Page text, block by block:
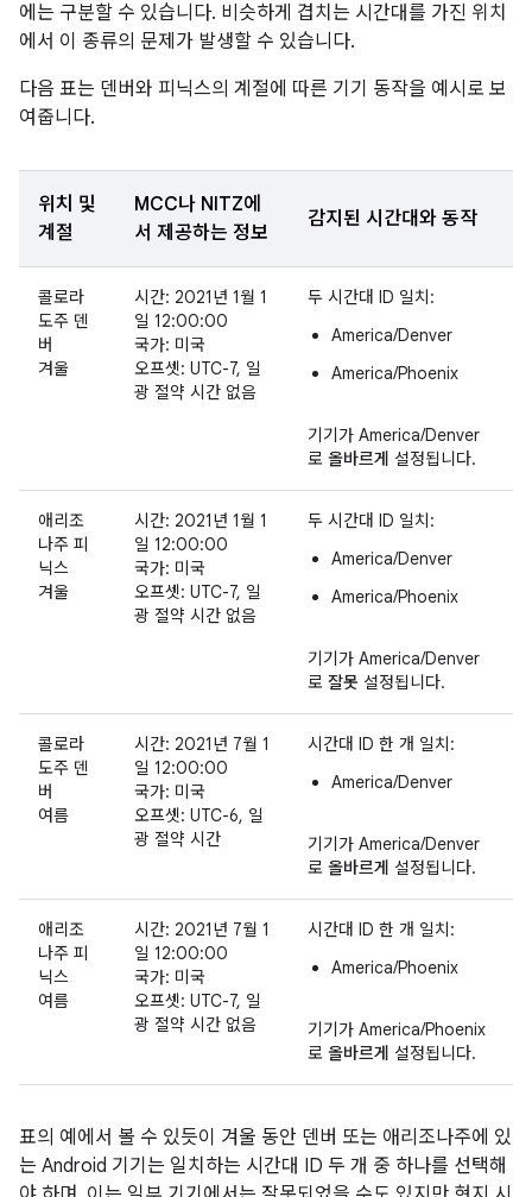
에는 구분할 수 있습니다. 비슷하게 겹치는 시간대를 가진 위치
에서 이 종류의 문제가 발생할 수 있습니다.
다음 표는 덴버와 피닉스의 계절에 따른 기기 동작을 예시로 보
여줍니다.
위치 및
계절
MCC나 NITZ에
서 제공하는 정보
감지된 시간대와 동작
콜로라
도주 덴
버
겨울
시간: 2021년 1월 1
일 12:00:00
국가: 미국
오프셋: UTC-7, 일
광 절약 시간 없음
두 시간대 ID 일치:
America/Denver
America/Phoenix
기기가 America/Denver
로 올바르게 설정됩니다.
애리조
나주 피
닉스
겨울
시간: 2021년 1월 1
일 12:00:00
국가: 미국
오프셋: UTC-7, 일
광 절약 시간 없음
두 시간대 ID 일치:
America/Denver
America/Phoenix
기기가 America/Denver
로 잘못 설정됩니다.
콜로라
도주 덴
버
여름
시간: 2021년 7월 1
일 12:00:00
국가: 미국
오프셋: UTC-6, 일
광 절약 시간
시간대 ID 한 개 일치:
America/Denver
기기가 America/Denver
로 올바르게 설정됩니다.
애리조
나주 피
닉스
여름
시간: 2021년 7월 1
일 12:00:00
국가: 미국
오프셋: UTC-7, 일
광 절약 시간 없음
시간대 ID 한 개 일치:
America/Phoenix
기기가 America/Phoenix
로 올바르게 설정됩니다.
표의 예에서 볼 수 있듯이 겨울 동안 덴버 또는 애리조나주에 있
는 Android 기기는 일치하는 시간대 ID 두 개 중 하나를 선택해